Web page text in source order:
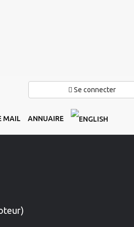
Se connecter
MAIL ANNUAIRE